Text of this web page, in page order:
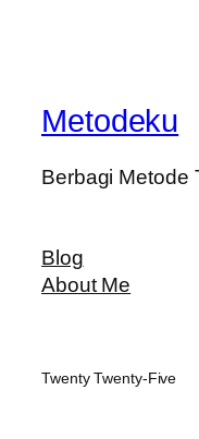
Metodeku
Berbagi Metode
Blog
About Me
Twenty Twenty-Five